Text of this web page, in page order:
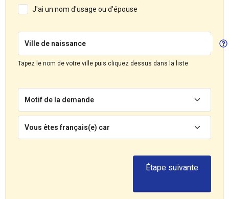
J'ai un nom d'usage ou d'épouse
Ville de naissance
Tapez le nom de votre ville puis cliquez dessus dans la liste
Motif de la demande
Vous êtes français(e) car